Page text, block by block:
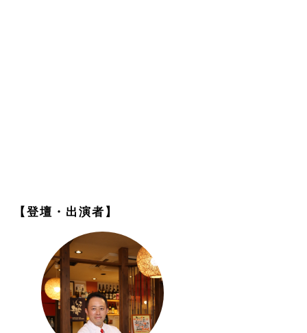
【登壇・出演者】